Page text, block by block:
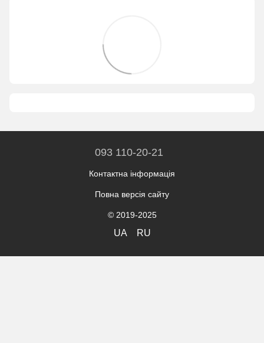
093 110-20-21
Контактна інформація
Повна версія сайту
© 2019-2025
UA RU